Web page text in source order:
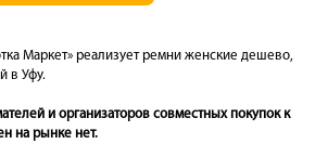
Маркет» реализует ремни женские дешево,
в Уфу.
и организаторов совместных покупок к
на рынке нет.